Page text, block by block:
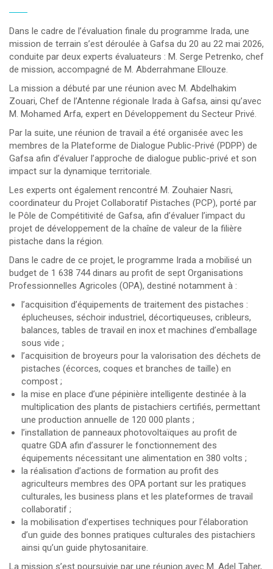
Dans le cadre de l’évaluation finale du programme Irada, une
mission de terrain s’est déroulée à Gafsa du 20 au 22 mai 2026,
conduite par deux experts évaluateurs : M. Serge Petrenko, chef
de mission, accompagné de M. Abderrahmane Ellouze.
La mission a débuté par une réunion avec M. Abdelhakim
Zouari, Chef de l’Antenne régionale Irada à Gafsa, ainsi qu’avec
M. Mohamed Arfa, expert en Développement du Secteur Privé.
Par la suite, une réunion de travail a été organisée avec les
membres de la Plateforme de Dialogue Public-Privé (PDPP) de
Gafsa afin d’évaluer l’approche de dialogue public-privé et son
impact sur la dynamique territoriale.
Les experts ont également rencontré M. Zouhaier Nasri,
coordinateur du Projet Collaboratif Pistaches (PCP), porté par
le Pôle de Compétitivité de Gafsa, afin d’évaluer l’impact du
projet de développement de la chaîne de valeur de la filière
pistache dans la région.
Dans le cadre de ce projet, le programme Irada a mobilisé un
budget de 1 638 744 dinars au profit de sept Organisations
Professionnelles Agricoles (OPA), destiné notamment à :
l’acquisition d’équipements de traitement des pistaches :
éplucheuses, séchoir industriel, décortiqueuses, cribleurs,
balances, tables de travail en inox et machines d’emballage
sous vide ;
l’acquisition de broyeurs pour la valorisation des déchets de
pistaches (écorces, coques et branches de taille) en
compost ;
la mise en place d’une pépinière intelligente destinée à la
multiplication des plants de pistachiers certifiés, permettant
une production annuelle de 120 000 plants ;
l’installation de panneaux photovoltaïques au profit de
quatre GDA afin d’assurer le fonctionnement des
équipements nécessitant une alimentation en 380 volts ;
la réalisation d’actions de formation au profit des
agriculteurs membres des OPA portant sur les pratiques
culturales, les business plans et les plateformes de travail
collaboratif ;
la mobilisation d’expertises techniques pour l’élaboration
d’un guide des bonnes pratiques culturales des pistachiers
ainsi qu’un guide phytosanitaire.
La mission s’est poursuivie par une réunion avec M. Adel Taher,